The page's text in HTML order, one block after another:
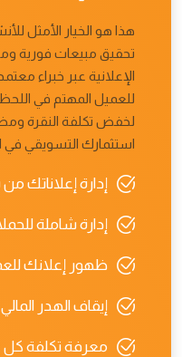
هذا هو الخيار الأمثل
تحقيق مبيعات فورية
الإعلانية عبر خبراء
للعميل المهتم في
لخفض تكلفة النقرة
استثمارك التسويقي في
إدارة
إدارة شاملة
ظهور إعلانك
إيقاف الهدر
معرفة تكلفة